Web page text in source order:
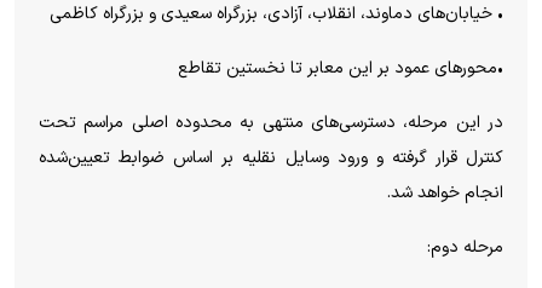
• خیابان‌های دماوند، انقلاب، آزادی، بزرگراه سعیدی و بزرگراه کاظمی
•محور‌های عمود بر این معابر تا نخستین تقاطع
در این مرحله، دسترسی‌های منتهی به محدوده اصلی مراسم تحت
کنترل قرار گرفته و ورود وسایل نقلیه بر اساس ضوابط تعیین‌شده
انجام خواهد شد.
مرحله دوم: